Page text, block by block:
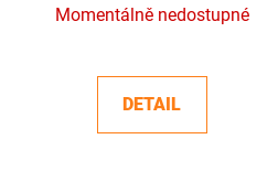
ml / 300g
Momentálně nedostupné
DETAIL